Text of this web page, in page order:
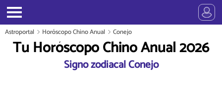
Astroportal Horóscopo Chino Anual Conejo
Tu Horóscopo Chino Anual 2026
Signo zodiacal Conejo